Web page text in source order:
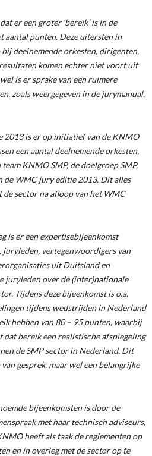
er een groter ‘bereik’ is in de
aantal punten. Deze uitersten in
deelnemende orkesten, dirigenten,
komen echter niet voort uit
is er sprake van een ruimere
zoals weergegeven in de jurymanual.
2013 is er op initiatief van de KNMO
een aantal deelnemende orkesten,
KNMO SMP, de doelgroep SMP,
de WMC jury editie 2013. Dit alles
sector na afloop van het WMC
is er een expertisebijeenkomst
juryleden, vertegenwoordigers van
uit Duitsland en
juryleden over de (inter)nationale
Tijdens deze bijeenkomst is o.a.
tijdens wedstrijden in Nederland
hebben van 80 – 95 punten, waarbij
bereik een realistische afspiegeling
de SMP sector in Nederland. Dit
gesprek, maar wel een belangrijke
bijeenkomsten is door de
met haar technisch adviseurs,
heeft als taak de reglementen op
en in overleg met de sector op te